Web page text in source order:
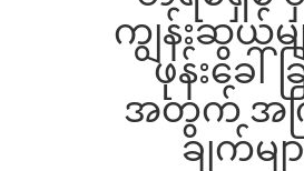
ကျွန်းဆွယ်မ
ဖုန်းခေါ်ခ
အတွက် အက
ချက်မျ